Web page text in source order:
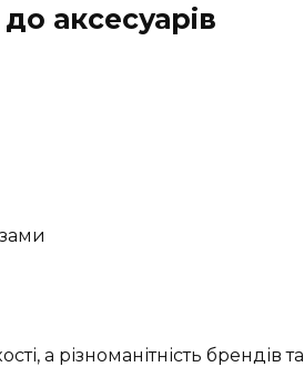
аксесуарів
а різноманітність брендів та